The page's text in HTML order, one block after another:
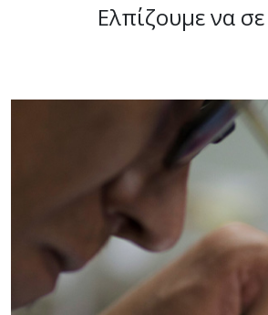
Ελπίζουμε να